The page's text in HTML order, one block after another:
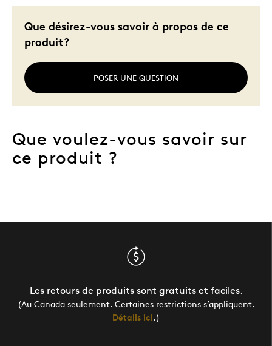
Que désirez-vous savoir à propos de ce
produit?
POSER UNE QUESTION
Que voulez-vous savoir sur
ce produit ?
Les retours de produits sont gratuits et faciles.
(Au Canada seulement. Certaines restrictions s’appliquent.
Détails ici.)